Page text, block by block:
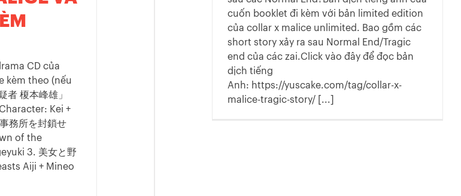
cuốn booklet đi kèm với bản limited edition
của collar x malice unlimited. Bao gồm các
short story xảy ra sau Normal End/Tragic
end của các zai.Click vào đây để đọc bản
dịch tiếng
Anh: https://yuscake.com/tag/collar-x-
malice-tragic-story/ [...]
CD của
kèm theo (nếu
者 榎本峰雄」
Kei +
務所を封鎖せ
of the
3. 美女と野
Aiji + Mineo